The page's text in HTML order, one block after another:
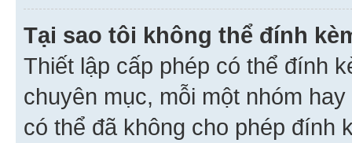
Tại sao tôi không thể đính
Thiết lập cấp phép có thể đính
chuyên mục, mỗi một nhóm
có thể đã không cho phép đính